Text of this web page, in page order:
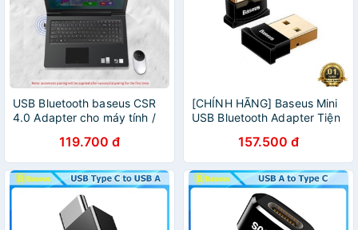
USB Bluetooth baseus CSR
4.0 Adapter cho máy tính /
Bluetooth Receiver Adapter)
119.700 đ
[CHÍNH HÃNG] Baseus Mini
USB Bluetooth Adapter Tiện
Tính Âm Nhạc Receiver USB
Adapter Đối Với
157.500 đ